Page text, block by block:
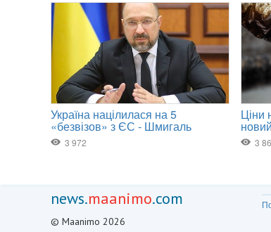
news.maanimo.com
© Maanimo 2026